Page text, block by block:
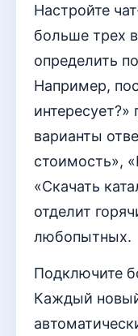
Настройте
больше трех
определить
Например,
варианты
стоимость»,
«Скачать
отделит
любопытных.
Подключите
Каждый